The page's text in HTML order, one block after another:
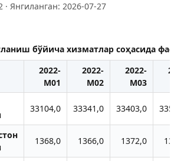
· Янгиланган: 2026-07-27
бўйича хизматлар соҳасида
2022-
M01
2022-
M02
2022-
M03
33104,0 33341,0 33403,0
1368,0 1366,0 1372,0